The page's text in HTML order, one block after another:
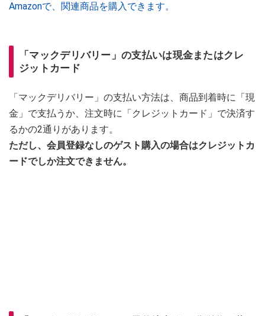
Amazonで、関連商品を購入できます。
「マックデリバリー」の支払いは現金またはクレ
ジットカード
「マックデリバリー」の支払い方法は、商品到着時に「現
金」で支払うか、注文時に「クレジットカード」で決済す
るかの2通りがあります。
ただし、会員登録なしのゲスト購入の場合はクレジットカ
ードでしか注文できません。